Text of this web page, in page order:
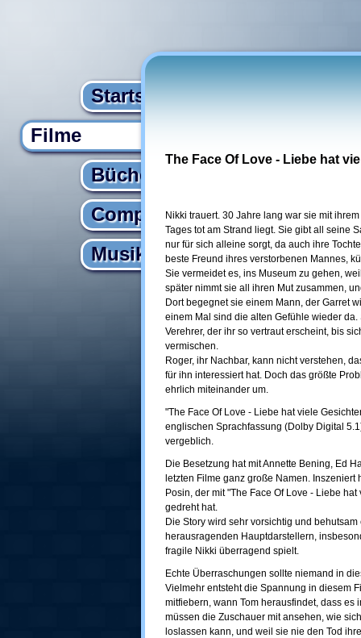
Startseite
Filme
Bücher
Computer
Musik
The Face Of Love - Liebe hat
Nikki trauert. 30 Jahre lang war sie mit
Tages tot am Strand liegt. Sie gibt all seine
nur für sich alleine sorgt, da auch ihre
beste Freund ihres verstorbenen Mannes,
Sie vermeidet es, ins Museum zu gehen,
später nimmt sie all ihren Mut zusammen,
Dort begegnet sie einem Mann, der Garret
einem Mal sind die alten Gefühle wieder
Verehrer, der ihr so vertraut erscheint, bis
vermischen.
Roger, ihr Nachbar, kann nicht verstehen,
für ihn interessiert hat. Doch das größte
ehrlich miteinander um.
"The Face Of Love - Liebe hat viele
englischen Sprachfassung (Dolby Digital
vergeblich.
Die Besetzung hat mit Annette Bening, Ed
letzten Filme ganz große Namen.
Posin, der mit "The Face Of Love - Liebe
gedreht hat.
Die Story wird sehr vorsichtig und
herausragenden Hauptdarstellern,
fragile Nikki überragend spielt.
Echte Überraschungen sollte niemand in
Vielmehr entsteht die Spannung in diesem
mitfiebern, wann Tom herausfindet, dass es
müssen die Zuschauer mit ansehen, wie
loslassen kann, und weil sie nie den Tod